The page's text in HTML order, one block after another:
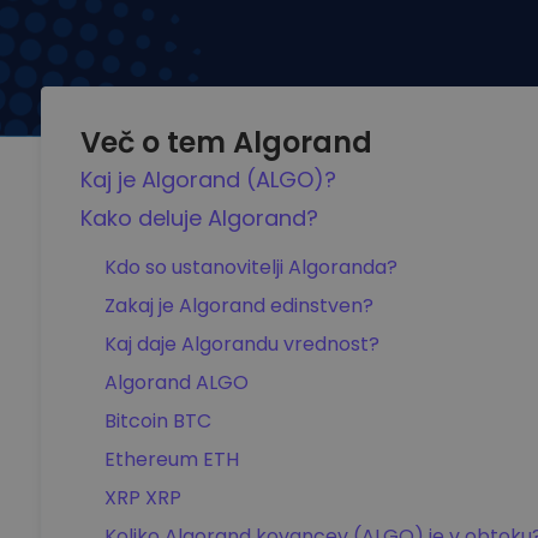
Več o tem Algorand
Kaj je Algorand (ALGO)?
Kako deluje Algorand?
Kdo so ustanovitelji Algoranda?
Zakaj je Algorand edinstven?
Kaj daje Algorandu vrednost?
Algorand ALGO
Bitcoin BTC
Ethereum ETH
XRP XRP